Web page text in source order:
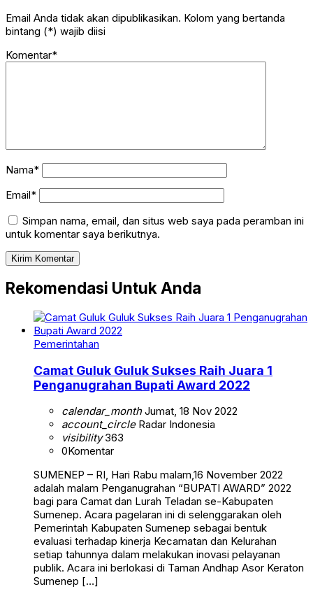
Email Anda tidak akan dipublikasikan. Kolom yang bertanda
bintang (*) wajib diisi
Komentar*
Nama*
Email*
Simpan nama, email, dan situs web saya pada peramban ini
untuk komentar saya berikutnya.
Rekomendasi Untuk Anda
Pemerintahan
Camat Guluk Guluk Sukses Raih Juara 1
Penganugrahan Bupati Award 2022
calendar_monthJumat, 18 Nov 2022
account_circleRadar Indonesia
visibility363
0Komentar
SUMENEP – RI, Hari Rabu malam,16 November 2022
adalah malam Penganugrahan “BUPATI AWARD” 2022
bagi para Camat dan Lurah Teladan se-Kabupaten
Sumenep. Acara pagelaran ini di selenggarakan oleh
Pemerintah Kabupaten Sumenep sebagai bentuk
evaluasi terhadap kinerja Kecamatan dan Kelurahan
setiap tahunnya dalam melakukan inovasi pelayanan
publik. Acara ini berlokasi di Taman Andhap Asor Keraton
Sumenep […]